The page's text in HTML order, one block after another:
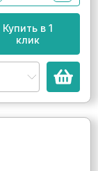
Купить в 1
клик